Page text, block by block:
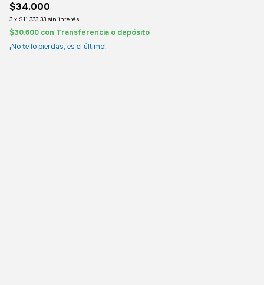
$34.000
3 x $11.333,33 sin interés
$30.600 con Transferencia o depósito
¡No te lo pierdas, es el último!